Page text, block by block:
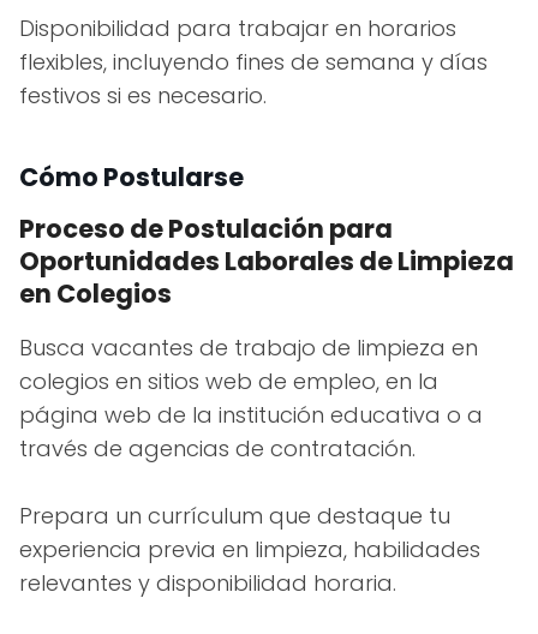
Disponibilidad para trabajar en horarios
flexibles, incluyendo fines de semana y días
festivos si es necesario.
Cómo Postularse
Proceso de Postulación para
Oportunidades Laborales de Limpieza
en Colegios
Busca vacantes de trabajo de limpieza en
colegios en sitios web de empleo, en la
página web de la institución educativa o a
través de agencias de contratación.
Prepara un currículum que destaque tu
experiencia previa en limpieza, habilidades
relevantes y disponibilidad horaria.